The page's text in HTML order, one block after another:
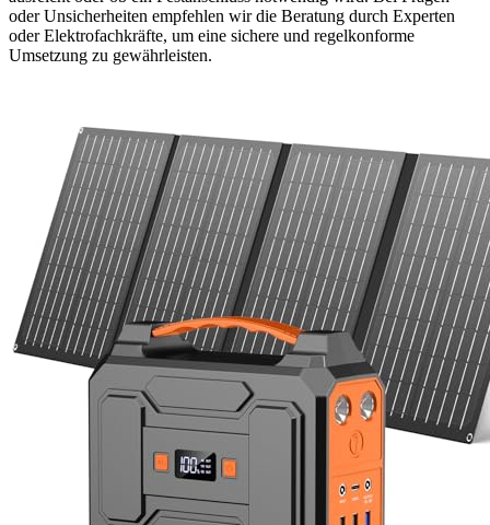
oder Unsicherheiten empfehlen wir die Beratung durch Experten
oder Elektrofachkräfte, um eine sichere und regelkonforme
Umsetzung zu gewährleisten.